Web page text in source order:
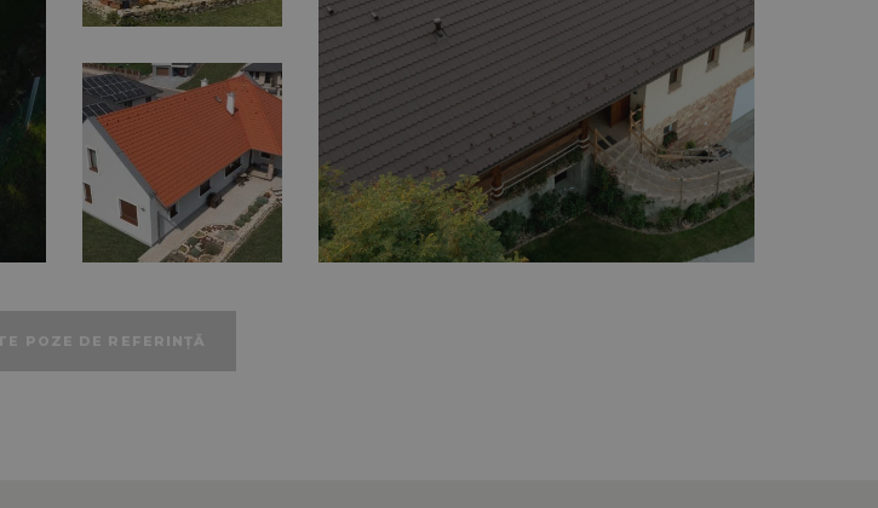
POZE DE REFERINȚĂ